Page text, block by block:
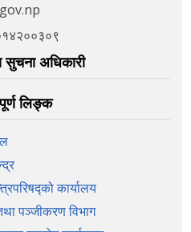
सुचना अधिकारी
लिङ्क
कार्यालय
पञ्‍जीकरण विभाग